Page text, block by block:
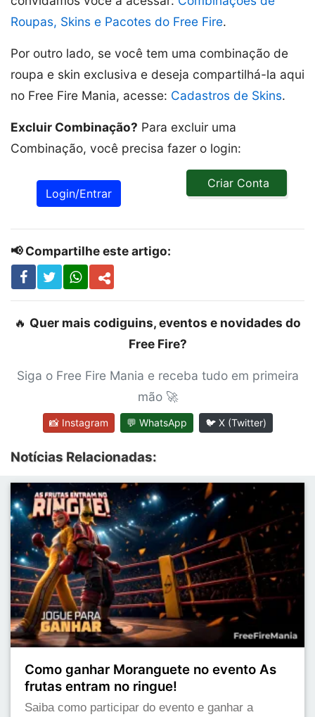
Roupas, Skins e Pacotes do Free Fire.
Por outro lado, se você tem uma combinação de
roupa e skin exclusiva e deseja compartilhá-la aqui
no Free Fire Mania, acesse: Cadastros de Skins.
Excluir Combinação? Para excluir uma
Combinação, você precisa fazer o login:
Login/Entrar
Criar Conta
📢 Compartilhe este artigo:
🔥 Quer mais codiguins, eventos e novidades do
Free Fire?
Siga o Free Fire Mania e receba tudo em primeira
mão 🚀
📸 Instagram 💬 WhatsApp 🐦 X (Twitter)
Notícias Relacionadas:
Como ganhar Moranguete no evento As
frutas entram no ringue!
Saiba como participar do evento e ganhar a